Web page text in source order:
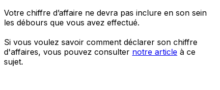
Votre chiffre d’affaire ne devra pas inclure en son sein
les débours que vous avez effectué.
Si vous voulez savoir comment déclarer son chiffre
d'affaires, vous pouvez consulter notre article à ce
sujet.